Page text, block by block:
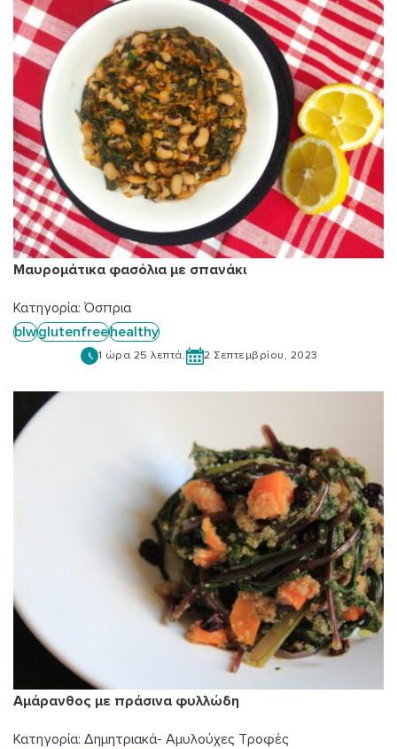
Μαυρομάτικα φασόλια με σπανάκι
Κατηγορία: Όσπρια
blwglutenfreehealthy
1 ώρα 25 λεπτά. 2 Σεπτεμβρίου, 2023
Αμάρανθος με πράσινα φυλλώδη
Κατηγορία: Δημητριακά- Αμυλούχες Τροφές